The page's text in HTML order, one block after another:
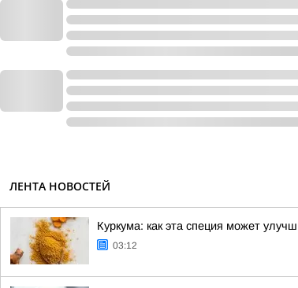
ЛЕНТА НОВОСТЕЙ
Куркума: как эта специя может
03:12